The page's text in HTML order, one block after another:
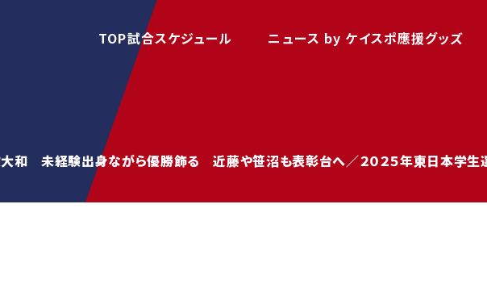
TOP試合スケジュール ニュース by ケイスポ應援グッズ
大和 未経験出身ながら優勝飾る 近藤や笹沼も表彰台へ／２０２５年東日本学生